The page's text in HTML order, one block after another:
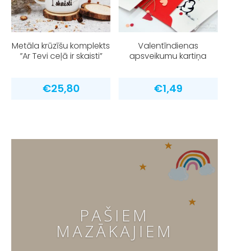
Metāla krūzīšu komplekts
”Ar Tevi ceļā ir skaisti”
€25,80
Valentīndienas
apsveikumu kartiņa
€1,49
PAŠIEM
MAZĀKAJIEM